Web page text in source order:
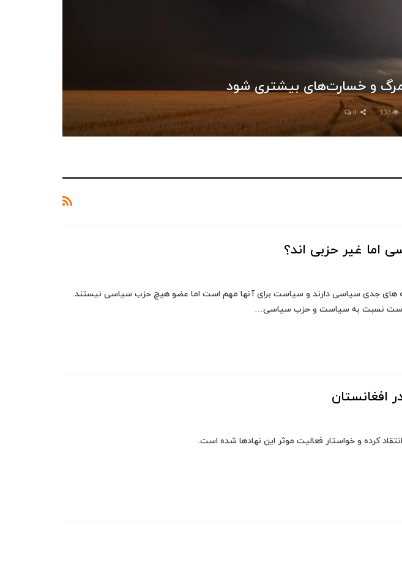
مرگ و خسارت‌های بیشتری شود
133
اما غیر حزبی اند؟
های جدی سیاسی دارند و سیاست برای آنها مهم است اما عضو هیچ حزب سیاسی نیستند.
است نسبت به سیاست و حزب سیاسی…
افغانستان
کرده و خواستار فعالیت موثر این نهادها شده است.